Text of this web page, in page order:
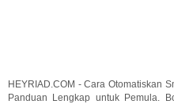
HEYRIAD.COM - Cara Otomatiskan
Panduan Lengkap untuk Pemula.